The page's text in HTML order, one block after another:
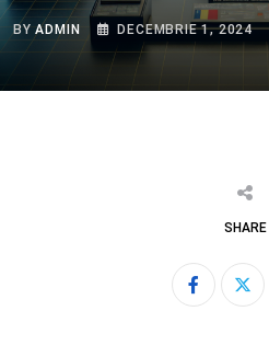
BYADMIN DECEMBRIE 1, 2024
SHARE